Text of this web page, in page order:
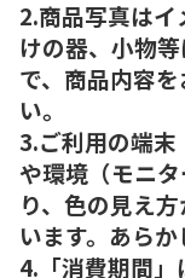
2.商品写真はイ
けの器、小物
で、商品内容
い。
3.ご利用の端末
や環境（モニ
り、色の見え
います。あらか
4.「消費期間